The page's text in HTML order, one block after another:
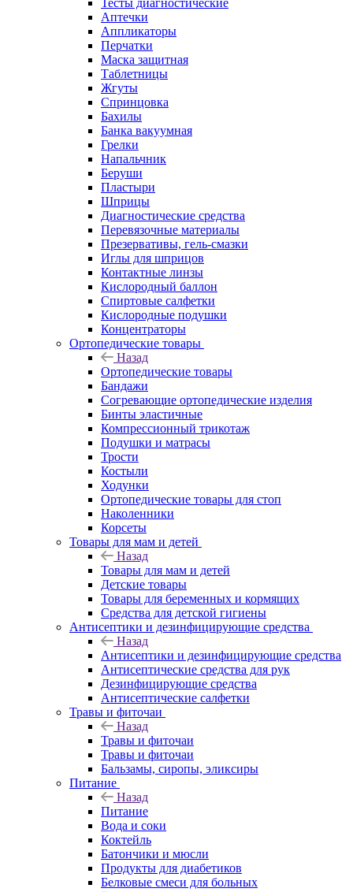
Тесты диагностические
Аптечки
Аппликаторы
Перчатки
Маска защитная
Таблетницы
Жгуты
Спринцовка
Бахилы
Банка вакуумная
Грелки
Напальчник
Беруши
Пластыри
Шприцы
Диагностические средства
Перевязочные материалы
Презервативы, гель-смазки
Иглы для шприцов
Контактные линзы
Кислородный баллон
Спиртовые салфетки
Кислородные подушки
Концентраторы
Ортопедические товары
Назад
Ортопедические товары
Бандажи
Согревающие ортопедические изделия
Бинты эластичные
Компрессионный трикотаж
Подушки и матрасы
Трости
Костыли
Ходунки
Ортопедические товары для стоп
Наколенники
Корсеты
Товары для мам и детей
Назад
Товары для мам и детей
Детские товары
Товары для беременных и кормящих
Средства для детской гигиены
Антисептики и дезинфицирующие средства
Назад
Антисептики и дезинфицирующие средства
Антисептические средства для рук
Дезинфицирующие средства
Антисептические салфетки
Травы и фиточаи
Назад
Травы и фиточаи
Травы и фиточаи
Бальзамы, сиропы, эликсиры
Питание
Назад
Питание
Вода и соки
Коктейль
Батончики и мюсли
Продукты для диабетиков
Белковые смеси для больных